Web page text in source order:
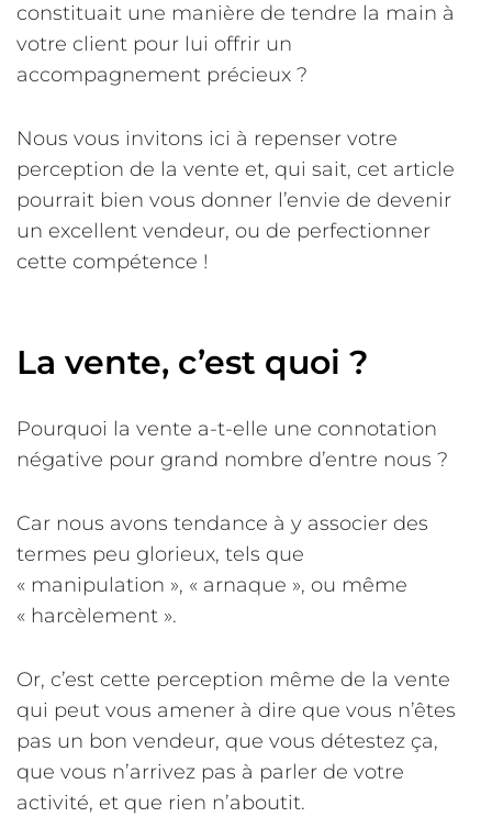
constituait une manière de tendre la main à
votre client pour lui offrir un
accompagnement précieux ?
Nous vous invitons ici à repenser votre
perception de la vente et, qui sait, cet article
pourrait bien vous donner l’envie de devenir
un excellent vendeur, ou de perfectionner
cette compétence !
La vente, c’est quoi ?
Pourquoi la vente a-t-elle une connotation
négative pour grand nombre d’entre nous ?
Car nous avons tendance à y associer des
termes peu glorieux, tels que
« manipulation », « arnaque », ou même
« harcèlement ».
Or, c’est cette perception même de la vente
qui peut vous amener à dire que vous n’êtes
pas un bon vendeur, que vous détestez ça,
que vous n’arrivez pas à parler de votre
activité, et que rien n’aboutit.